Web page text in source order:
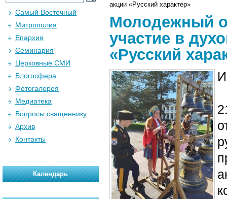
акции «Русский характер»
Молодежный
участие в
«Русский
Самый Восточный
Митрополия
Епархия
Семинария
Церковные СМИ
Блогосфера
Фотогалерея
Медиатека
Вопросы священнику
Архив
Контакты
Календарь